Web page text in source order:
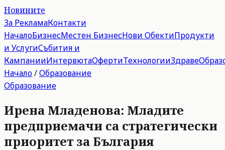
Новините
За РекламаКонтакти
НачалоБизнесМестен БизнесНови ОбектиПродукти
и УслугиСъбития и
КампанииИнтервютаОфертиТехнологииЗдраве
Начало/Образование
Образование
Ирена Младенова: Младите
предприемачи са стратегически
приоритет за България